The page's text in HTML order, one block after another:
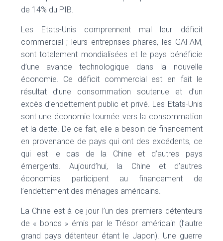
de 14% du PIB.
Les Etats-Unis comprennent mal leur déficit
commercial ; leurs entreprises phares, les GAFAM,
sont totalement mondialisées et le pays bénéficie
d’une avance technologique dans la nouvelle
économie. Ce déficit commercial est en fait le
résultat d’une consommation soutenue et d’un
excès d’endettement public et privé. Les Etats-Unis
sont une économie tournée vers la consommation
et la dette. De ce fait, elle a besoin de financement
en provenance de pays qui ont des excédents, ce
qui est le cas de la Chine et d’autres pays
émergents. Aujourd’hui, la Chine et d’autres
économies participent au financement de
l’endettement des ménages américains.
La Chine est à ce jour l’un des premiers détenteurs
de « bonds » émis par le Trésor américain (l’autre
grand pays détenteur étant le Japon). Une guerre